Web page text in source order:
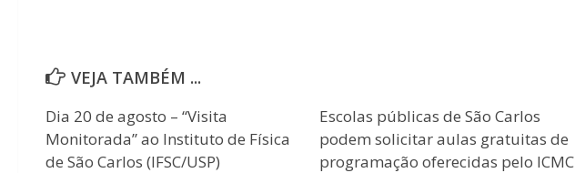
VEJA TAMBÉM ...
Dia 20 de agosto – “Visita
Monitorada” ao Instituto de Física
de São Carlos (IFSC/USP)
Escolas públicas de São Carlos
podem solicitar aulas gratuitas de
programação oferecidas pelo ICMC